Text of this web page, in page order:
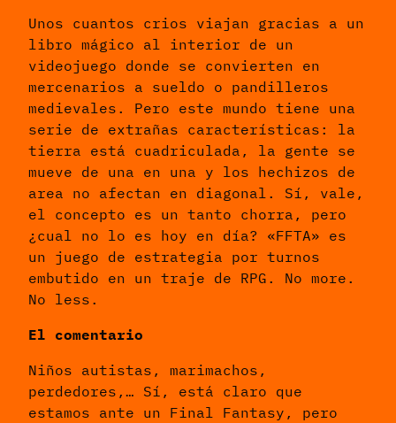
Unos cuantos crios viajan gracias a un
libro mágico al interior de un
videojuego donde se convierten en
mercenarios a sueldo o pandilleros
medievales. Pero este mundo tiene una
serie de extrañas características: la
tierra está cuadriculada, la gente se
mueve de una en una y los hechizos de
area no afectan en diagonal. Sí, vale,
el concepto es un tanto chorra, pero
¿cual no lo es hoy en día? «FFTA» es
un juego de estrategia por turnos
embutido en un traje de RPG. No more.
No less.
El comentario
Niños autistas, marimachos,
perdedores,… Sí, está claro que
estamos ante un Final Fantasy, pero